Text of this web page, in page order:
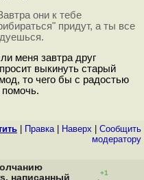
они к тебе
придут, а ты все
меня завтра друг
выкинуть старый
то чего бы с радостью
помочь.
Правка| Наверх
Cообщить
модератору
написанный
+1